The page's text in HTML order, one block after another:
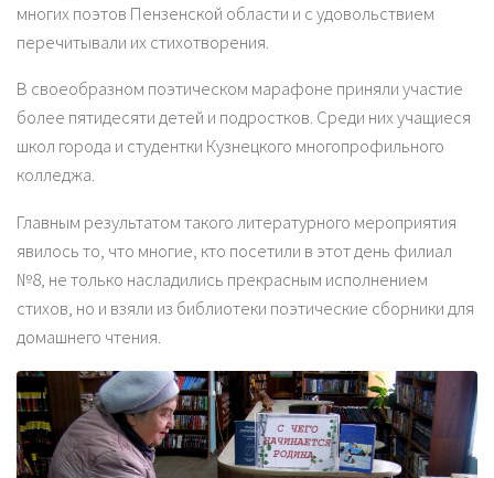
многих поэтов Пензенской области и с удовольствием
перечитывали их стихотворения.
В своеобразном поэтическом марафоне приняли участие
более пятидесяти детей и подростков. Среди них учащиеся
школ города и студентки Кузнецкого многопрофильного
колледжа.
Главным результатом такого литературного мероприятия
явилось то, что многие, кто посетили в этот день филиал
№8, не только насладились прекрасным исполнением
стихов, но и взяли из библиотеки поэтические сборники для
домашнего чтения.